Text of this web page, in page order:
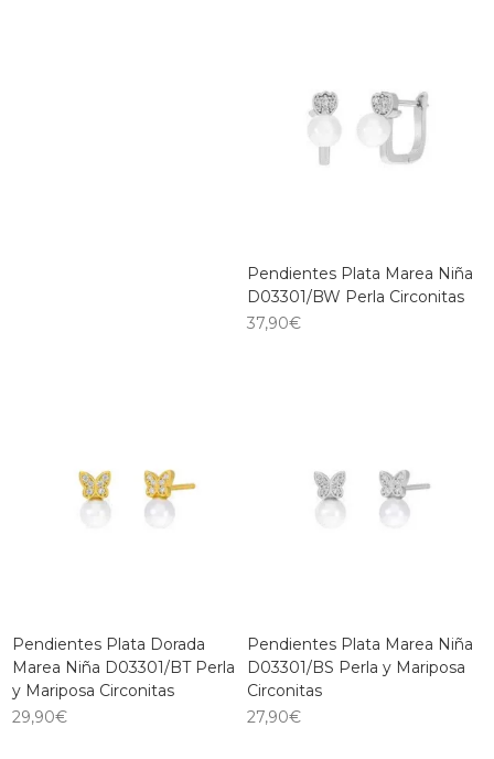
Pendientes Plata Marea Niña
D03301/BW Perla Circonitas
37,90€
Pendientes Plata Dorada
Marea Niña D03301/BT Perla
y Mariposa Circonitas
29,90€
Pendientes Plata Marea Niña
D03301/BS Perla y Mariposa
Circonitas
27,90€